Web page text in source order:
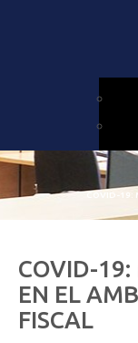
COVID-19:
COVID-19:
EN EL
FISCAL